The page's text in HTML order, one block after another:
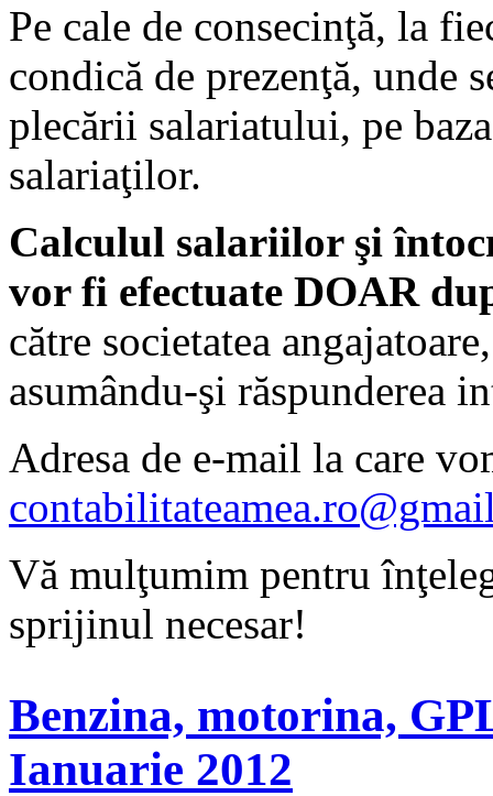
Pe cale de consecinţă, la
condică de prezenţă, unde
plecării salariatului, pe
salariaţilor.
Calculul salariilor şi
vor fi efectuate DOAR
către societatea
asumându-şi răspunderea
Adresa de e-mail la care
Vă mulţumim pentru
sprijinul necesar!
Benzina, motorina,
Ianuarie 2012